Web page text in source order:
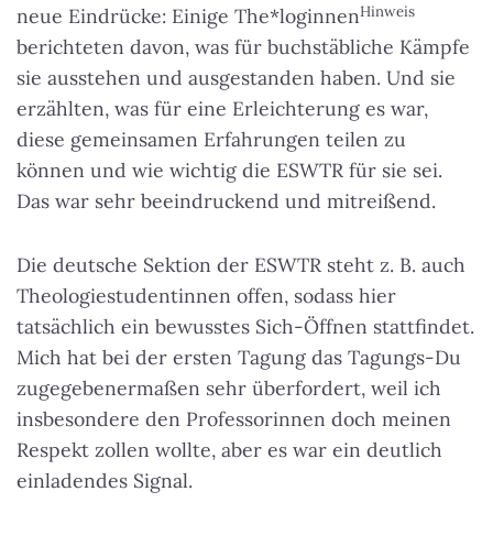
neue Eindrücke: Einige The*loginnenHinweis
berichteten davon, was für buchstäbliche Kämpfe
sie ausstehen und ausgestanden haben. Und sie
erzählten, was für eine Erleichterung es war,
diese gemeinsamen Erfahrungen teilen zu
können und wie wichtig die ESWTR für sie sei.
Das war sehr beeindruckend und mitreißend.
Die deutsche Sektion der ESWTR steht z. B. auch
Theologiestudentinnen offen, sodass hier
tatsächlich ein bewusstes Sich-Öffnen stattfindet.
Mich hat bei der ersten Tagung das Tagungs-Du
zugegebenermaßen sehr überfordert, weil ich
insbesondere den Professorinnen doch meinen
Respekt zollen wollte, aber es war ein deutlich
einladendes Signal.